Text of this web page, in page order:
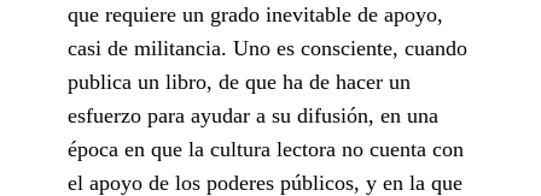
que requiere un grado inevitable de apoyo,
casi de militancia. Uno es consciente, cuando
publica un libro, de que ha de hacer un
esfuerzo para ayudar a su difusión, en una
época en que la cultura lectora no cuenta con
el apoyo de los poderes públicos, y en la que